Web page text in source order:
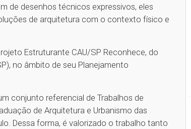
de desenhos técnicos expressivos, eles
de arquitetura com o contexto físico e
Estruturante CAU/SP Reconhece, do
no âmbito de seu Planejamento
conjunto referencial de Trabalhos de
de Arquitetura e Urbanismo das
Dessa forma, é valorizado o trabalho tanto